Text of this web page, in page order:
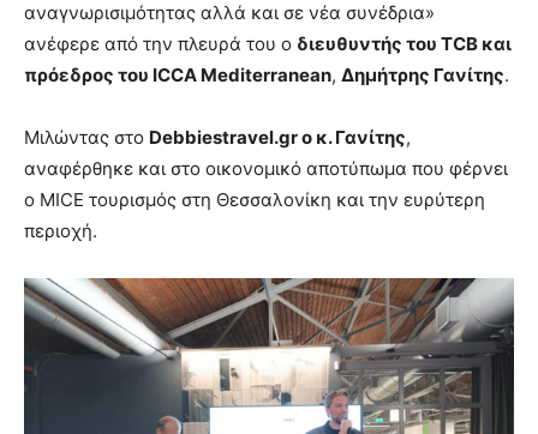
αναγνωρισιμότητας αλλά και σε νέα συνέδρια»
ανέφερε από την πλευρά του ο διευθυντής του TCB και
πρόεδρος του ICCA Mediterranean, Δημήτρης Γανίτης.
Μιλώντας στο Debbiestravel.grο κ. Γανίτης,
αναφέρθηκε και στο οικονομικό αποτύπωμα που φέρνει
ο MICE τουρισμός στη Θεσσαλονίκη και την ευρύτερη
περιοχή.